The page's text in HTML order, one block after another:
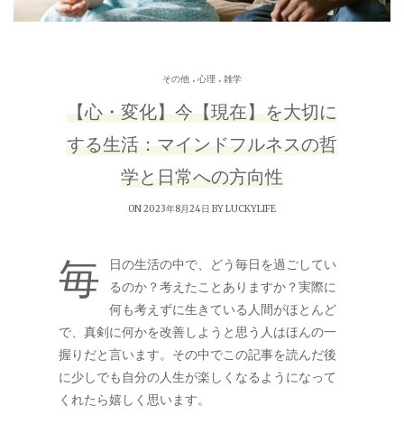
その他 . 心理 . 雑学
【心・変化】今【現在】を大切に
する生活：マインドフルネスの哲
学と日常への方向性
ON 2023年8月24日 BYLUCKYLIFE
毎
日の生活の中で、どう毎日を過ごしてい
るのか？考えたことありますか？実際に
何も考えずに生きている人間がほとんど
で、真剣に何かを改善しようと思う人はほんの一
握りだと言います。その中でこの記事を読んだ後
に少しでも自分の人生が楽しくなるようになって
くれたら嬉しく思います。